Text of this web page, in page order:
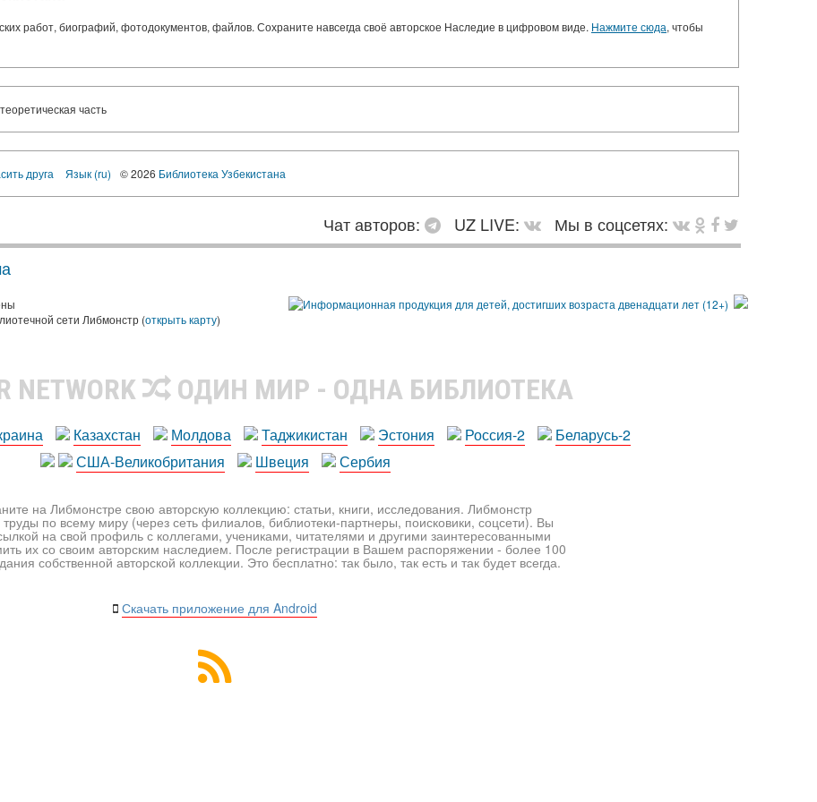
работ, биографий, фотодокументов, файлов. Сохраните навсегда своё авторское Наследие в цифровом виде. Нажмите сюда, чтобы
часть
друга Язык (ru) © 2026 Библиотека Узбекистана
Чат авторов: UZ LIVE:
Мы в соцсетях:
сети Либмонстр (открыть карту)
NETWORK ОДИН МИР - ОДНА БИБЛИОТЕКА
Казахстан Молдова Таджикистан Эстония Россия-2
Беларусь-2
США-Великобритания
Швеция Сербия
на Либмонстре свою авторскую коллекцию: статьи, книги, исследования. Либмонстр
по всему миру (через сеть филиалов, библиотеки-партнеры, поисковики, соцсети). Вы
на свой профиль с коллегами, учениками, читателями и другими заинтересованными
их со своим авторским наследием. После регистрации в Вашем распоряжении - более 100
собственной авторской коллекции. Это бесплатно: так было, так есть и так будет всегда.
Скачать приложение для Android